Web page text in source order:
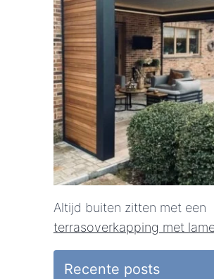
Altijd buiten zitten met een
terrasoverkapping met
Recente posts